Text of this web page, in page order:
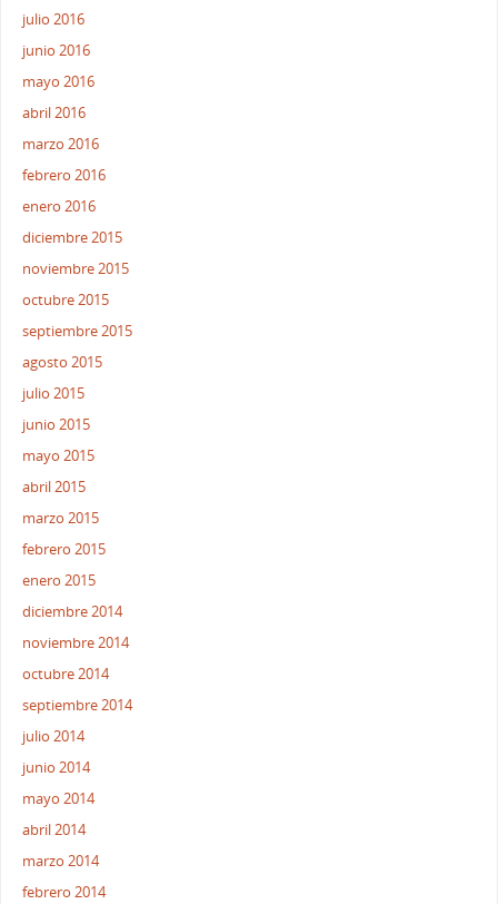
julio 2016
junio 2016
mayo 2016
abril 2016
marzo 2016
febrero 2016
enero 2016
diciembre 2015
noviembre 2015
octubre 2015
septiembre 2015
agosto 2015
julio 2015
junio 2015
mayo 2015
abril 2015
marzo 2015
febrero 2015
enero 2015
diciembre 2014
noviembre 2014
octubre 2014
septiembre 2014
julio 2014
junio 2014
mayo 2014
abril 2014
marzo 2014
febrero 2014